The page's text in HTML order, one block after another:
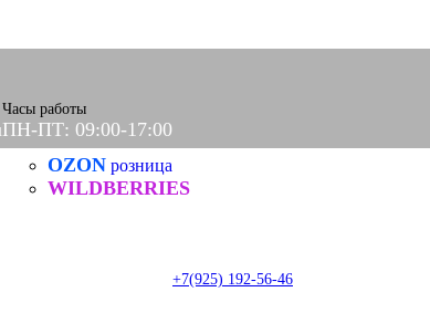
Часы работы
ПН-ПТ: 09:00-17:00
+7(925) 192-56-46
OZON розница
WILDBERRIES